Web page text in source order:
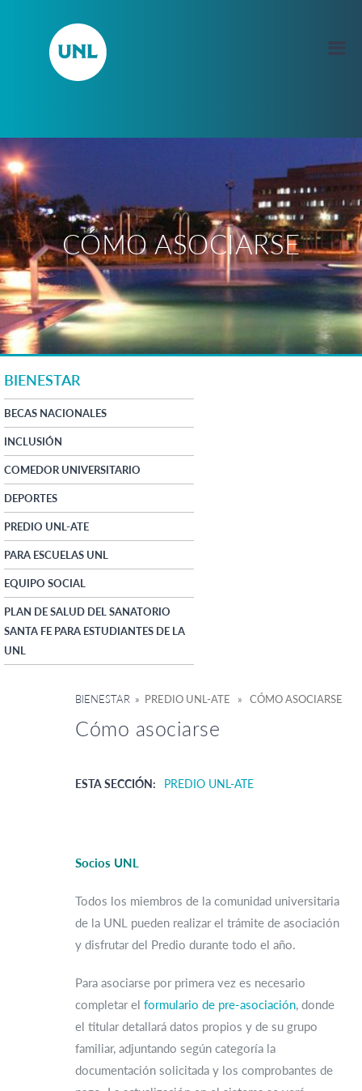
CÓMO ASOCIARSE
BIENESTAR
BECAS NACIONALES
INCLUSIÓN
COMEDOR UNIVERSITARIO
DEPORTES
PREDIO UNL-ATE
PARA ESCUELAS UNL
EQUIPO SOCIAL
PLAN DE SALUD DEL SANATORIO
SANTA FE PARA ESTUDIANTES DE LA
UNL
BIENESTAR » PREDIO UNL-ATE » CÓMO ASOCIARSE
Cómo asociarse
ESTA SECCIÓN: PREDIO UNL-ATE
Socios UNL
Todos los miembros de la comunidad universitaria
de la UNL pueden realizar el trámite de asociación
y disfrutar del Predio durante todo el año.
Para asociarse por primera vez es necesario
completar el formulario de pre-asociación, donde
el titular detallará datos propios y de su grupo
familiar, adjuntando según categoría la
documentación solicitada y los comprobantes de